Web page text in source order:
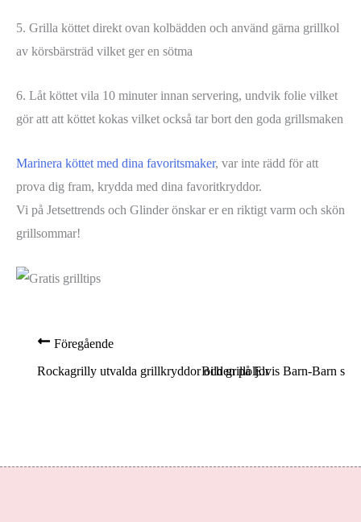
5. Grilla köttet direkt ovan kolbädden och använd gärna grillkol
av körsbärsträd vilket ger en sötma
6. Låt köttet vila 10 minuter innan servering, undvik folie vilket
gör att att köttet kokas vilket också tar bort den goda grillsmaken
Marinera köttet med dina favoritsmaker, var inte rädd för att
prova dig fram, krydda med dina favoritkryddor.
Vi på Jetsettrends och Glinder önskar er en riktigt varm och skön
grillsommar!
Föregående
Rockagrilly utvalda grillkryddor och grilloljor
Bilden på Elvis Barn-Barn